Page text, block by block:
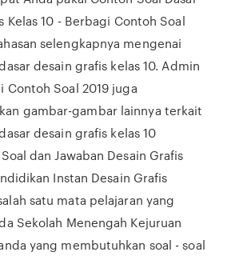
Kelas 10 - Berbagi Contoh Soal
selengkapnya mengenai
desain grafis kelas 10. Admin
Contoh Soal 2019 juga
gambar-gambar lainnya terkait
desain grafis kelas 10
dan Jawaban Desain Grafis
Instan Desain Grafis
satu mata pelajaran yang
Sekolah Menengah Kejuruan
yang membutuhkan soal - soal